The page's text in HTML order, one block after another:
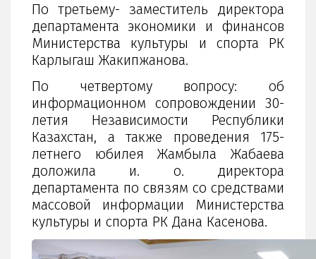
По третьему- заместитель директора
департамента экономики и финансов
Министерства культуры и спорта РК
Карлыгаш Жакипжанова.
По четвертому вопросу: об
информационном сопровождении 30-
летия Независимости Республики
Казахстан, а также проведения 175-
летнего юбилея Жамбыла Жабаева
доложила и. о. директора
департамента по связям со средствами
массовой информации Министерства
культуры и спорта РК Дана Касенова.